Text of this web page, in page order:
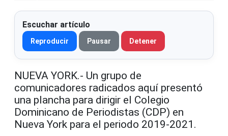
Escuchar artículo
Reproducir Pausar Detener
NUEVA YORK.- Un grupo de
comunicadores radicados aquí presentó
una plancha para dirigir el Colegio
Dominicano de Periodistas (CDP) en
Nueva York para el periodo 2019-2021.